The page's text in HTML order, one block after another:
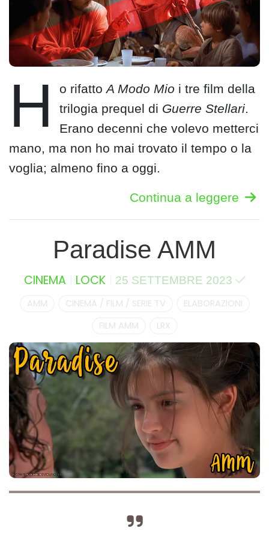
H o rifattoA Modo Mio i tre film della
trilogia prequel di Guerre Stellari.
Erano decenni che volevo metterci
mano, ma non ho mai trovato il tempo o la
voglia; almeno fino a oggi.
Continua a leggere
Paradise AMM
CINEMA LOCK 25 SETTEMBRE 2023
AMM CINEMA / FILM / SERIE TV
ELABORAZIONI
FILM AMM
LRX